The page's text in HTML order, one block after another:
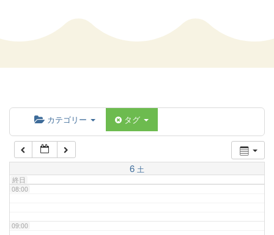
カテゴリー タグ
6 土
終日
04:00
07:00
08:00
09:00